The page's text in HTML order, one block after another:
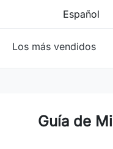
Los más vendidos
Guía de